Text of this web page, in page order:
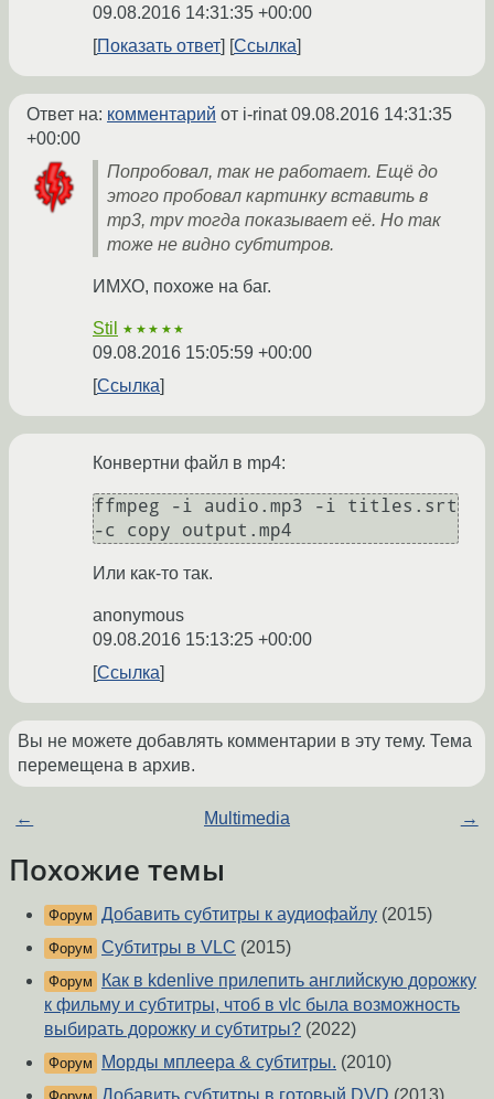
09.08.2016 14:31:35 +00:00
Показать ответ
Ссылка
Ответ на: комментарий от i-rinat09.08.2016 14:31:35
+00:00
Попробовал, так не работает. Ещё до
этого пробовал картинку вставить в
mp3, mpv тогда показывает её. Но так
тоже не видно субтитров.
ИМХО, похоже на баг.
Stil ★★★★★
09.08.2016 15:05:59 +00:00
Ссылка
Конвертни файл в mp4:
ffmpeg -i audio.mp3 -i titles.srt
Или как-то так.
anonymous
09.08.2016 15:13:25 +00:00
Ссылка
Вы не можете добавлять комментарии в эту тему. Тема
перемещена в архив.
← Multimedia →
Похожие темы
Форум Добавить субтитры к аудиофайлу (2015)
Форум Субтитры в VLC (2015)
Форум
Как в kdenlive прилепить английскую дорожку
к фильму и субтитры, чтоб в vlc была возможность
выбирать дорожку и субтитры? (2022)
Форум Морды мплеера & субтитры. (2010)
Добавить субтитры в готовый DVD (2013)